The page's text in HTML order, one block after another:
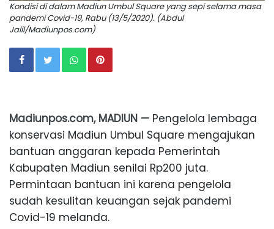
Kondisi di dalam Madiun Umbul Square yang sepi selama masa
pandemi Covid-19, Rabu (13/5/2020). (Abdul
Jalil/Madiunpos.com)
Madiunpos.com, MADIUN — Pengelola lembaga
konservasi Madiun Umbul Square mengajukan
bantuan anggaran kepada Pemerintah
Kabupaten Madiun senilai Rp200 juta.
Permintaan bantuan ini karena pengelola
sudah kesulitan keuangan sejak pandemi
Covid-19 melanda.